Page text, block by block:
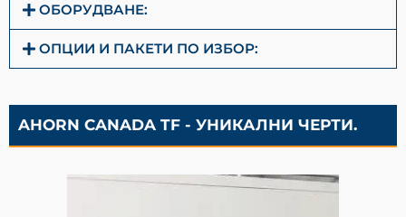
ОБОРУДВАНЕ:
ОПЦИИ И ПАКЕТИ ПО ИЗБОР:
AHORN CANADA TF - УНИКАЛНИ ЧЕРТИ.